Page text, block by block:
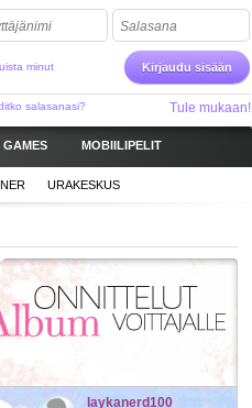
Salasana
Kirjaudu sisään
minut
salasanasi? Tule mukaan!
GAMES MOBIILIPELIT
URAKESKUS
laykanerd100